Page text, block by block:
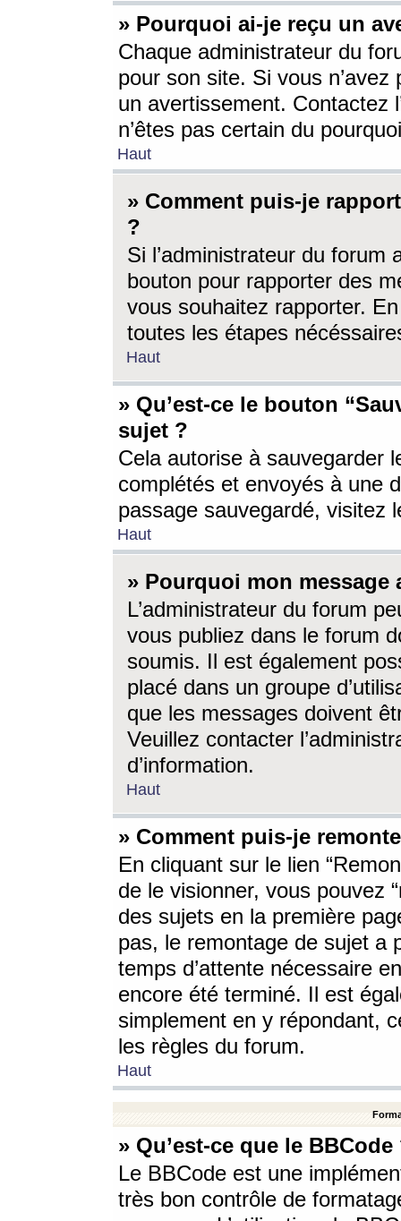
» Pourquoi ai-je reçu un
Chaque administrateur du
pour son site. Si vous
un avertissement. Contactez
n’êtes pas certain du
Haut
» Comment puis-je
?
Si l’administrateur du forum
bouton pour rapporter des
vous souhaitez rapporter.
toutes les étapes
Haut
» Qu’est-ce le bouton
sujet ?
Cela autorise à sauvegarder
complétés et envoyés à une
passage sauvegardé, visitez
Haut
» Pourquoi mon message
L’administrateur du forum
vous publiez dans le forum
soumis. Il est également
placé dans un groupe
que les messages doivent
Veuillez contacter
d’information.
Haut
» Comment puis-je
En cliquant sur le lien
de le visionner, vous pouvez
des sujets en la première
pas, le remontage de sujet a
temps d’attente nécessaire
encore été terminé. Il est
simplement en y répondant,
les règles du forum.
Haut
» Qu’est-ce que le BBCode
Le BBCode est une
très bon contrôle de